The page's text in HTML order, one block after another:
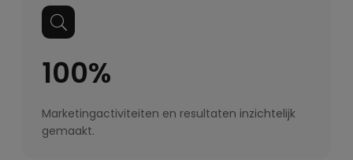
100%
Marketingactiviteiten en resultaten inzichtelijk
gemaakt.